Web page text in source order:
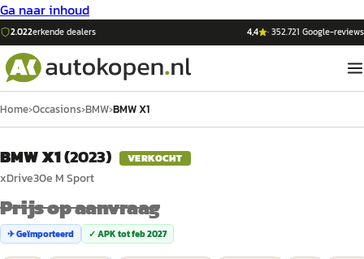
Ga naar inhoud
2.022erkende dealers 4,4 ·352.721 Google-reviews
Home›Occasions›BMW›BMW X1
BMW X1(2023) VERKOCHT
xDrive30e M Sport
Prijs op aanvraag
✈ Geïmporteerd ✓ APK totfeb 2027